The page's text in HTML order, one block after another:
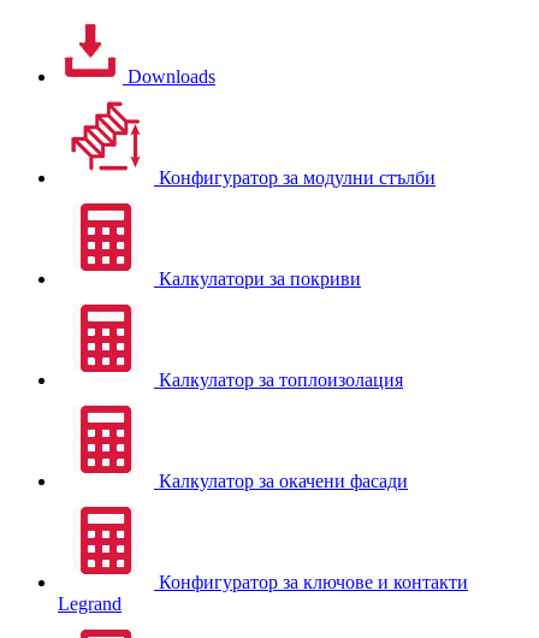
Downloads
Конфигуратор за модулни стълби
Калкулатори за покриви
Калкулатор за топлоизолация
Калкулатор за окачени фасади
Конфигуратор за ключове и контакти
Legrand